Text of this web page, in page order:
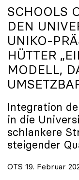
SCHOOLS
DEN
UNIKO-
HÜTTER
MODELL,
Integration
in die
schlankere
steigender
OTS 19. Februar